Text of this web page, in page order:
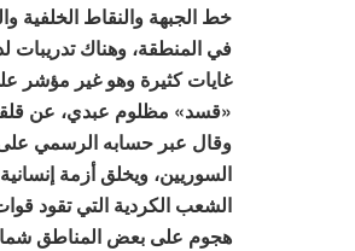
خط الجبهة والنقاط الخلفية
في المنطقة، وهناك تدريبات
غايات كثيرة وهو غير مؤشر
«قسد» مظلوم عبدي، عن قلقه
وقال عبر حسابه الرسمي على
السوريين، ويخلق أزمة
الشعب الكردية التي تقود
هجوم على بعض المناطق